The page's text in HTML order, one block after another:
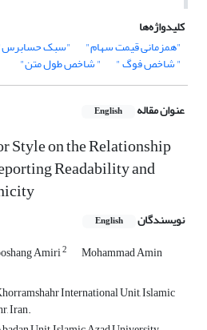
کلیدواژه‌ها
"همزمانی قیمت سهام"
"سبک
" شاخص فوگ " " شاخص طول متن"
عنوان مقاله English
Style on the Relationship
Readability and
نویسندگان English
Amiri2 Mohammad Amin
International Unit, Islamic
Iran.